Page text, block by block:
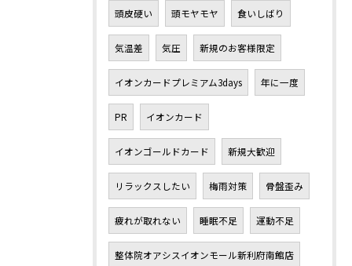
頭皮硬い 頭モヤモヤ 食いしばり
気温差 気圧 新規のお客様限定
イオンカードプレミアム3days 年に一度
PR イオンカード
イオンゴールドカード 新規大歓迎
リラックスしたい 梅雨対策 骨盤歪み
疲れが取れない 睡眠不足 運動不足
整体院オアシスイオンモール新利府南館店